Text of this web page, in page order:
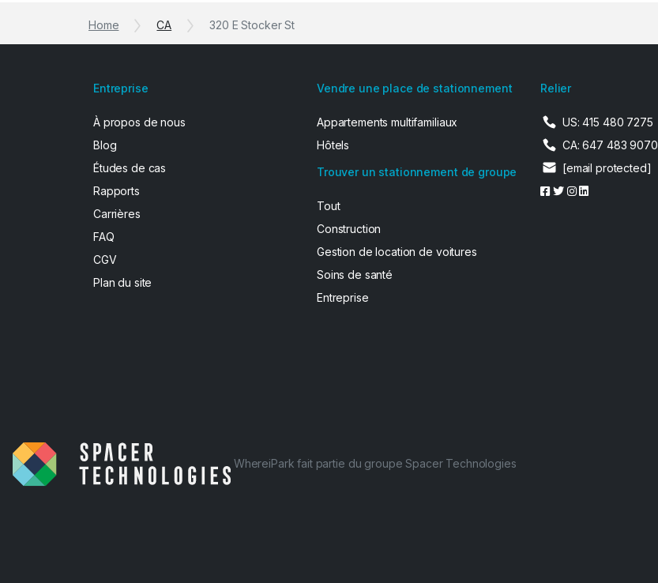
Home CA 320 E Stocker St
Entreprise
À propos de nous
Blog
Études de cas
Rapports
Carrières
FAQ
CGV
Plan du site
Vendre une place de stationnement
Appartements multifamiliaux
Hôtels
Trouver un stationnement de groupe
Tout
Construction
Gestion de location de voitures
Soins de santé
Entreprise
Relier
US: 415 480 7275
CA: 647 483 9070
[email protected]
WhereiPark fait partie du groupe Spacer Technologies